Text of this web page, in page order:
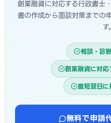
創業融資に対応する行政書士
書の作成から面談対策までの
す。
相談・診
創業融資に対応
最短翌日に
無料で申請